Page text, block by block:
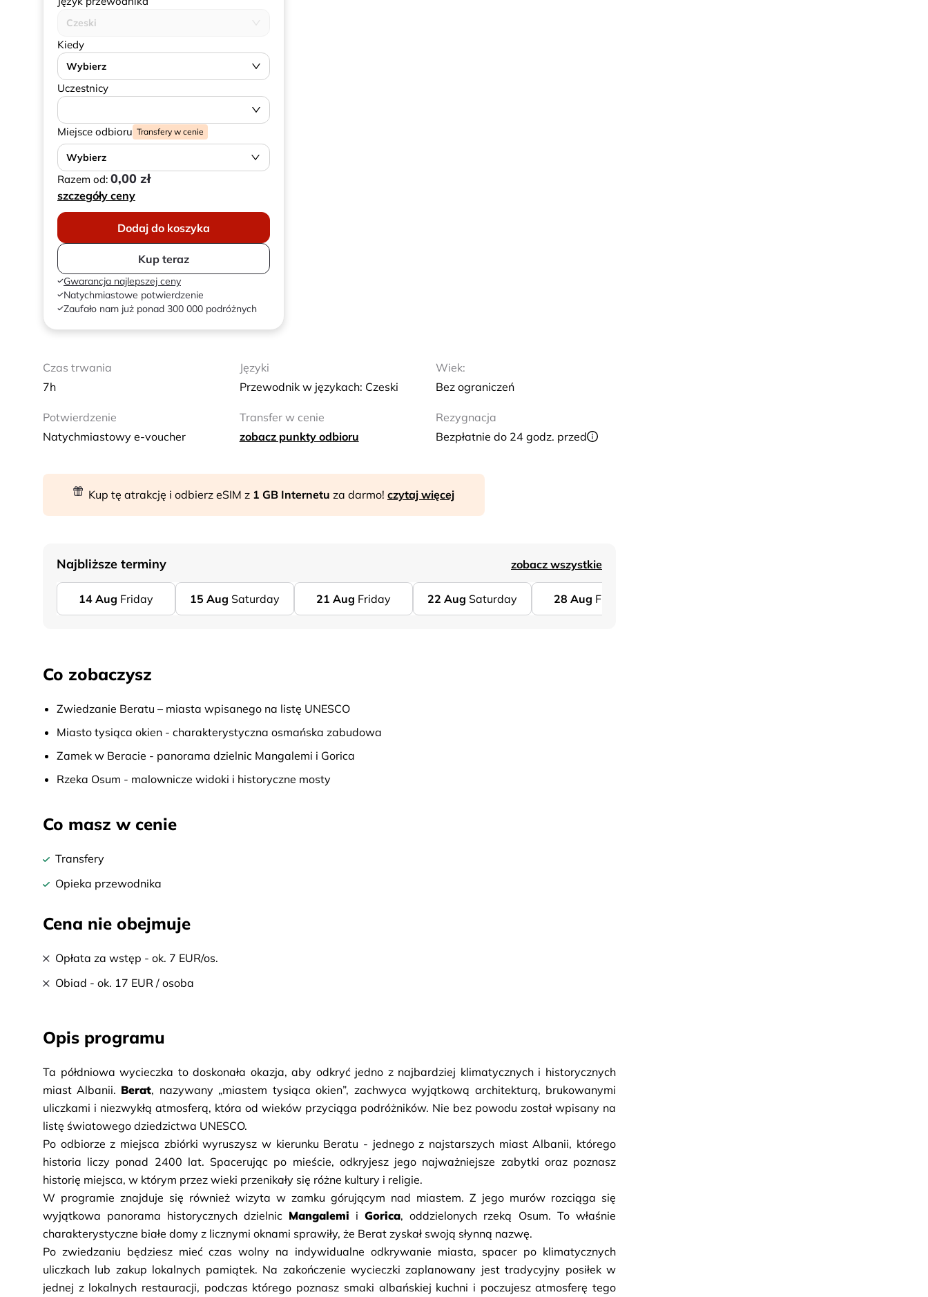
Czeski
Kiedy
Wybierz
Uczestnicy
Miejsce odbioru Transfery w cenie
Wybierz
Razem od: 0,00 zł
szczegóły ceny
Dodaj do koszyka
Kup teraz
Gwarancja najlepszej ceny
Natychmiastowe potwierdzenie
Zaufało nam już ponad 300 000 podróżnych
Czas trwania
7h
Języki
Przewodnik w językach: Czeski
Wiek:
Bez ograniczeń
Potwierdzenie
Natychmiastowy e-voucher
Transfer w cenie
zobacz punkty odbioru
Rezygnacja
Bezpłatnie do 24 godz. przed
Kup tę atrakcję i odbierz eSIM z 1 GB Internetu za darmo! czytaj więcej
Najbliższe terminy zobacz wszystkie
14 Aug Friday 15 Aug Saturday 21 Aug Friday 22 Aug Saturday 28 Aug Friday
Co zobaczysz
Zwiedzanie Beratu – miasta wpisanego na listę UNESCO
Miasto tysiąca okien - charakterystyczna osmańska zabudowa
Zamek w Beracie - panorama dzielnic Mangalemi i Gorica
Rzeka Osum - malownicze widoki i historyczne mosty
Co masz w cenie
Transfery
Opieka przewodnika
Cena nie obejmuje
Opłata za wstęp - ok. 7 EUR/os.
Obiad - ok. 17 EUR / osoba
Opis programu
Ta półdniowa wycieczka to doskonała okazja, aby odkryć jedno z najbardziej klimatycznych i historycznych
miast Albanii. Berat, nazywany „miastem tysiąca okien”, zachwyca wyjątkową architekturą, brukowanymi
uliczkami i niezwykłą atmosferą, która od wieków przyciąga podróżników. Nie bez powodu został wpisany na
listę światowego dziedzictwa UNESCO.
Po odbiorze z miejsca zbiórki wyruszysz w kierunku Beratu - jednego z najstarszych miast Albanii, którego
historia liczy ponad 2400 lat. Spacerując po mieście, odkryjesz jego najważniejsze zabytki oraz poznasz
historię miejsca, w którym przez wieki przenikały się różne kultury i religie.
W programie znajduje się również wizyta w zamku górującym nad miastem. Z jego murów rozciąga się
wyjątkowa panorama historycznych dzielnic Mangalemi i Gorica, oddzielonych rzeką Osum. To właśnie
charakterystyczne białe domy z licznymi oknami sprawiły, że Berat zyskał swoją słynną nazwę.
Po zwiedzaniu będziesz mieć czas wolny na indywidualne odkrywanie miasta, spacer po klimatycznych
uliczkach lub zakup lokalnych pamiątek. Na zakończenie wycieczki zaplanowany jest tradycyjny posiłek w
jednej z lokalnych restauracji, podczas którego poznasz smaki albańskiej kuchni i poczujesz atmosferę tego